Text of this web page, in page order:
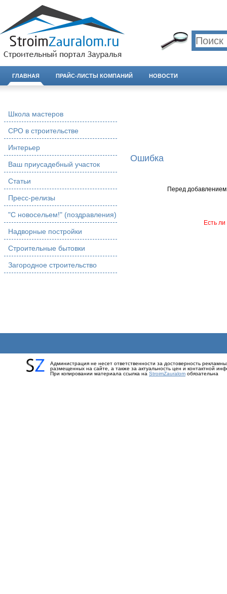
ГЛАВНАЯ ПРАЙС-ЛИСТЫ КОМПАНИЙ НОВОСТИ
Школа мастеров
СРО в строительстве
Интерьер
Ваш приусадебный участок
Статьи
Пресс-релизы
"С новосельем!" (поздравления)
Надворные постройки
Строительные бытовки
Загородное строительство
Ошибка
Перед добавлением
Есть
Администрация не несет ответственности за достоверность
размещенных на сайте, а также за актуальность цен и контактной
При копировании материала ссылка на StroimZauralom обязательна